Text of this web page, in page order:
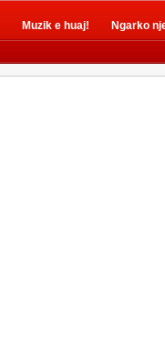
Muzik e huaj! Ngarko